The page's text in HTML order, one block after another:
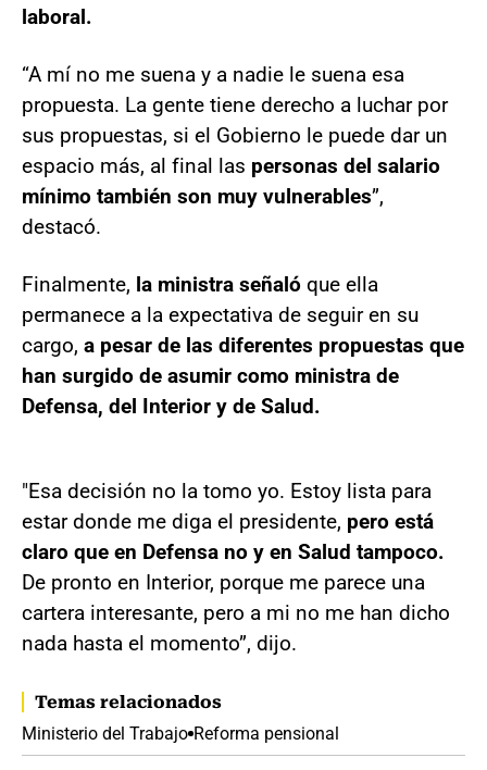
laboral.
“A mí no me suena y a nadie le suena esa
propuesta. La gente tiene derecho a luchar por
sus propuestas, si el Gobierno le puede dar un
espacio más, al final las personas del salario
mínimo también son muy vulnerables”,
destacó.
Finalmente, la ministra señaló que ella
permanece a la expectativa de seguir en su
cargo, a pesar de las diferentes propuestas que
han surgido de asumir como ministra de
Defensa, del Interior y de Salud.
"Esa decisión no la tomo yo. Estoy lista para
estar donde me diga el presidente, pero está
claro que en Defensa no y en Salud tampoco.
De pronto en Interior, porque me parece una
cartera interesante, pero a mi no me han dicho
nada hasta el momento”, dijo.
Temas relacionados
Ministerio del Trabajo Reforma pensional